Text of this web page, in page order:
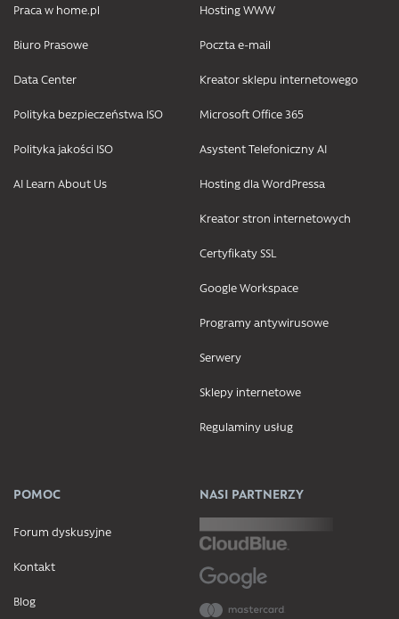
Praca w home.pl
Biuro Prasowe
Data Center
Polityka bezpieczeństwa ISO
Polityka jakości ISO
AI Learn About Us
Hosting WWW
Poczta e-mail
Kreator sklepu internetowego
Microsoft Office 365
Asystent Telefoniczny AI
Hosting dla WordPressa
Kreator stron internetowych
Certyfikaty SSL
Google Workspace
Programy antywirusowe
Serwery
Sklepy internetowe
Regulaminy usług
POMOC
Forum dyskusyjne
Kontakt
Blog
NASI PARTNERZY